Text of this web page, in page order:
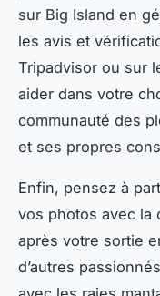
sur Big Island en
les avis et
Tripadvisor ou sur
aider dans votre
communauté des
et ses propres
Enfin, pensez à
vos photos avec la
après votre sortie
d’autres